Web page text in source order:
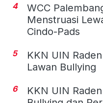
4
WCC
Menstruasi
Cindo-Pads
5
KKN UIN
Lawan Bullying
6
KKN UIN